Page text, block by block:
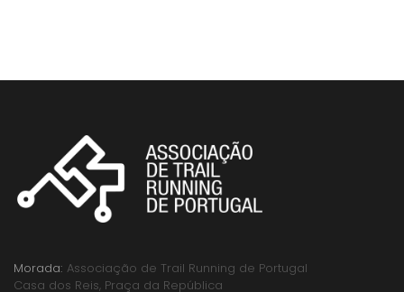
Morada: Associação de Trail Running de Portugal
Casa dos Reis, Praça da República